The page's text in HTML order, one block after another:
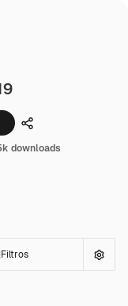
Compartilhar
downloads
Filtros